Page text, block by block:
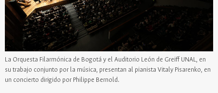
La Orquesta Filarmónica de Bogotá y el Auditorio León de Greiff UNAL, en
su trabajo conjunto por la música, presentan al pianista Vitaly Pisarenko, en
un concierto dirigido por Philippe Bernold.